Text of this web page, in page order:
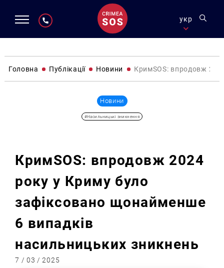
укр
Головна Публікації Новини КримSOS: впродовж
Новини
#Насильницькі зникнення
КримSOS: впродовж 2024
року у Криму було
зафіксовано щонайменше
6 випадків
насильницьких зникнень
7 / 03 / 2025